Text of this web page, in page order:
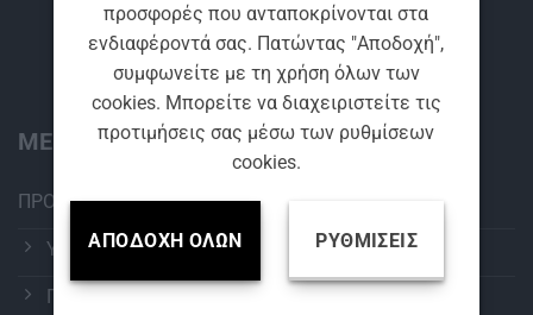
προσφορές που ανταποκρίνονται στα
ενδιαφέροντά σας. Πατώντας "Αποδοχή",
συμφωνείτε με τη χρήση όλων των
cookies. Μπορείτε να διαχειριστείτε τις
προτιμήσεις σας μέσω των ρυθμίσεων
cookies.
ΑΠΟΔΟΧΉ ΌΛΩΝ ΡΥΘΜΊΣΕΙΣ
Βρείτε μας
ΜΕΝΟΥ:
ΠΡΟΪΟΝΤΑ
ΥΑΛΟΚΑΘΑΡΙΣΤΗΡΕΣ
ΠΕΡΙΠΟΙΗΣΗ ΑΥΤΟΚΙΝΗΤΟΥ